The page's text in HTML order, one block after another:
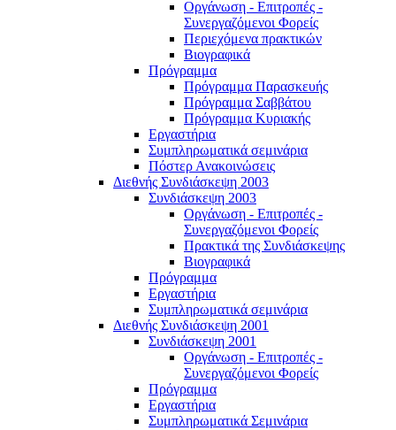
Οργάνωση - Επιτροπές -
Συνεργαζόμενοι Φορείς
Περιεχόμενα πρακτικών
Βιογραφικά
Πρόγραμμα
Πρόγραμμα Παρασκευής
Πρόγραμμα Σαββάτου
Πρόγραμμα Κυριακής
Εργαστήρια
Συμπληρωματικά σεμινάρια
Πόστερ Ανακοινώσεις
Διεθνής Συνδιάσκεψη 2003
Συνδιάσκεψη 2003
Οργάνωση - Επιτροπές -
Συνεργαζόμενοι Φορείς
Πρακτικά της Συνδιάσκεψης
Βιογραφικά
Πρόγραμμα
Εργαστήρια
Συμπληρωματικά σεμινάρια
Διεθνής Συνδιάσκεψη 2001
Συνδιάσκεψη 2001
Οργάνωση - Επιτροπές -
Συνεργαζόμενοι Φορείς
Πρόγραμμα
Εργαστήρια
Συμπληρωματικά Σεμινάρια